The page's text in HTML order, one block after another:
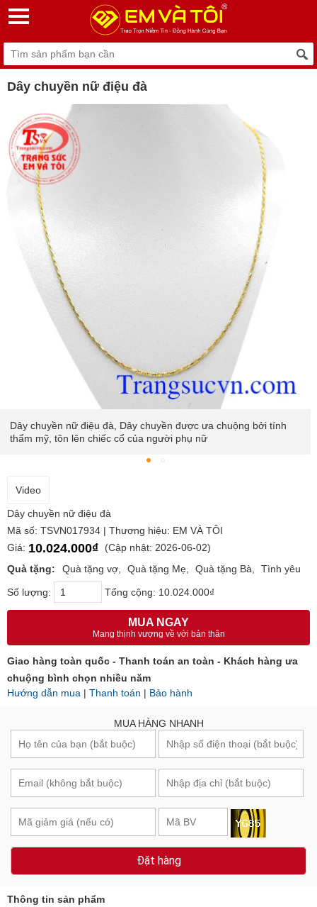
Dây chuyền nữ điệu đà
Dây chuyền được nhập khẩu từ Italy, sản phẩm được bảo hành
uy tín
Video
Dây chuyền nữ điệu đà
Mã số: TSVN017934 | Thương hiệu: EM VÀ TÔI
Giá: 10.024.000₫
(Cập nhật: 2026-06-02)
Quà tặng:
Quà tặng vợ Quà tặng Mẹ Quà tặng Bà Tình yêu
Số lượng: Tổng cộng: 10.024.000₫
MUA NGAY
Mang thịnh vượng về với bản thân
Giao hàng toàn quốc - Thanh toán an toàn - Khách hàng ưa
chuộng bình chọn nhiều năm
Hướng dẫn mua | Thanh toán | Bảo hành
MUA HÀNG NHANH
Đặt hàng
Thông tin sản phẩm